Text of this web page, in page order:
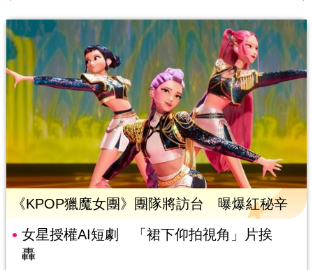
《KPOP獵魔女團》團隊將訪台 曝爆紅秘辛
女星授權AI短劇 「裙下仰拍視角」片挨
轟